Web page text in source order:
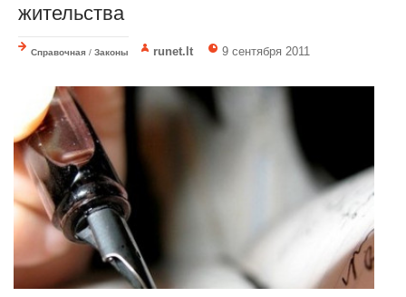
жительства
Справочная / Законы runet.lt 9 сентября 2011